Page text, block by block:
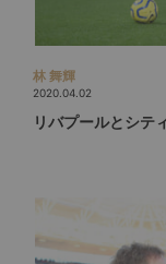
林 舞輝
2020.04.02
リバプールとシテ